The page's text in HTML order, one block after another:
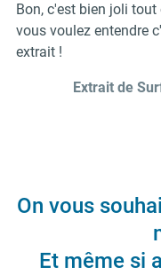
Bon, c'est bien joli
vous voulez entendre
extrait !
Extrait de
On vous
Et même si